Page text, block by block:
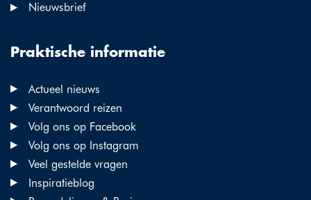
Nieuwsbrief
Praktische informatie
Actueel nieuws
Verantwoord reizen
Volg ons op Facebook
Volg ons op Instagram
Veel gestelde vragen
Inspiratieblog